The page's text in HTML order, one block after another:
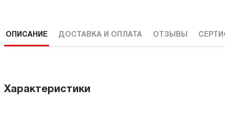
ОПИСАНИЕ ДОСТАВКА И ОПЛАТА ОТЗЫВЫ
Характеристики